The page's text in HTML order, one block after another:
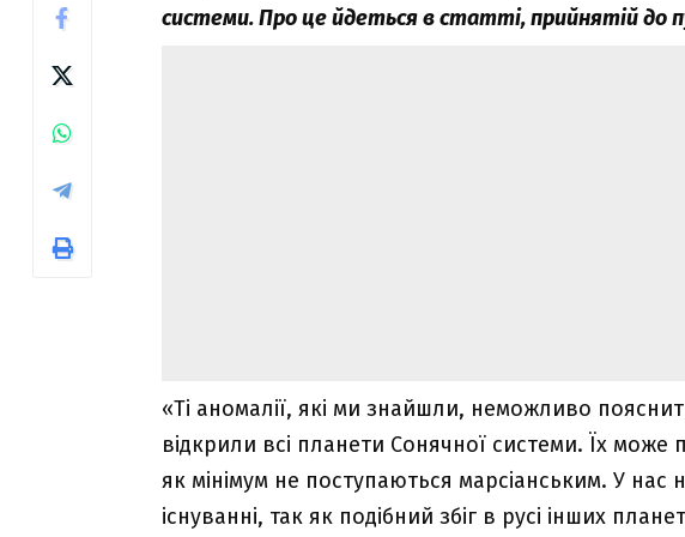
системи. Про це йдеться в статті, прийнятій до
«Ті аномалії, які ми знайшли, неможливо
відкрили всі планети Сонячної системи. Їх може
як мінімум не поступаються марсіанським. У нас
існуванні, так як подібний збіг в русі інших